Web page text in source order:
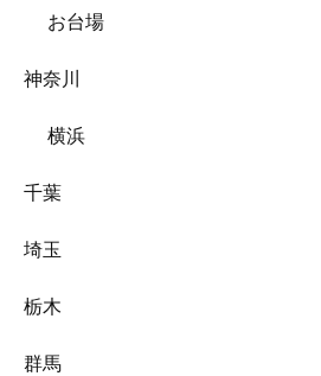
お台場
神奈川
横浜
千葉
埼玉
栃木
群馬